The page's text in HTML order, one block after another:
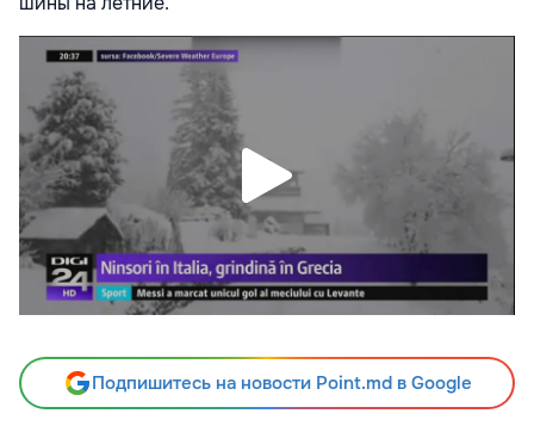
Подпишитесь на новости Point.md в Google